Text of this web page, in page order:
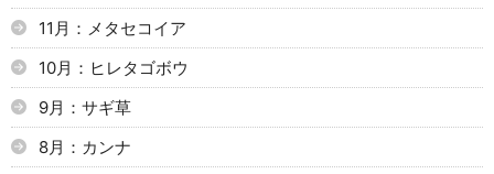
11月：メタセコイア
10月：ヒレタゴボウ
9月：サギ草
8月：カンナ